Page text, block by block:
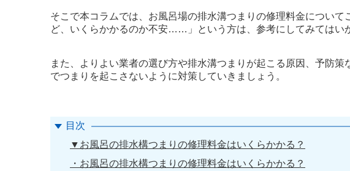
そこで本コラムでは、お風呂場の排水溝つまりの修理料金につい
ど、いくらかかるのか不安……」という方は、参考にしてみてはい
また、よりよい業者の選び方や排水溝つまりが起こる原因、予防
でつまりを起こさないように対策していきましょう。
目次
▼お風呂の排水構つまりの修理料金はいくらかかる？
・お風呂の排水構つまりの修理料金はいくらかかる？